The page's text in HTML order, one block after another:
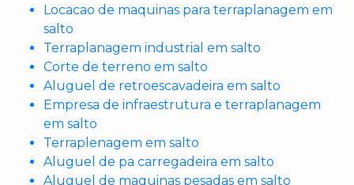
Locacao de maquinas para terraplanagem em
salto
Terraplanagem industrial em salto
Corte de terreno em salto
Aluguel de retroescavadeira em salto
Empresa de infraestrutura e terraplanagem
em salto
Terraplenagem em salto
Aluguel de pa carregadeira em salto
Aluguel de maquinas pesadas em salto